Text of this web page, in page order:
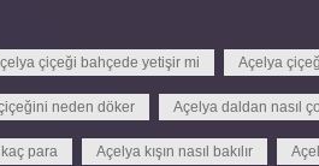
çiçeği bahçede yetişir mi Açelya
neden döker Açelya daldan nasıl
para Açelya kışın nasıl bakılır